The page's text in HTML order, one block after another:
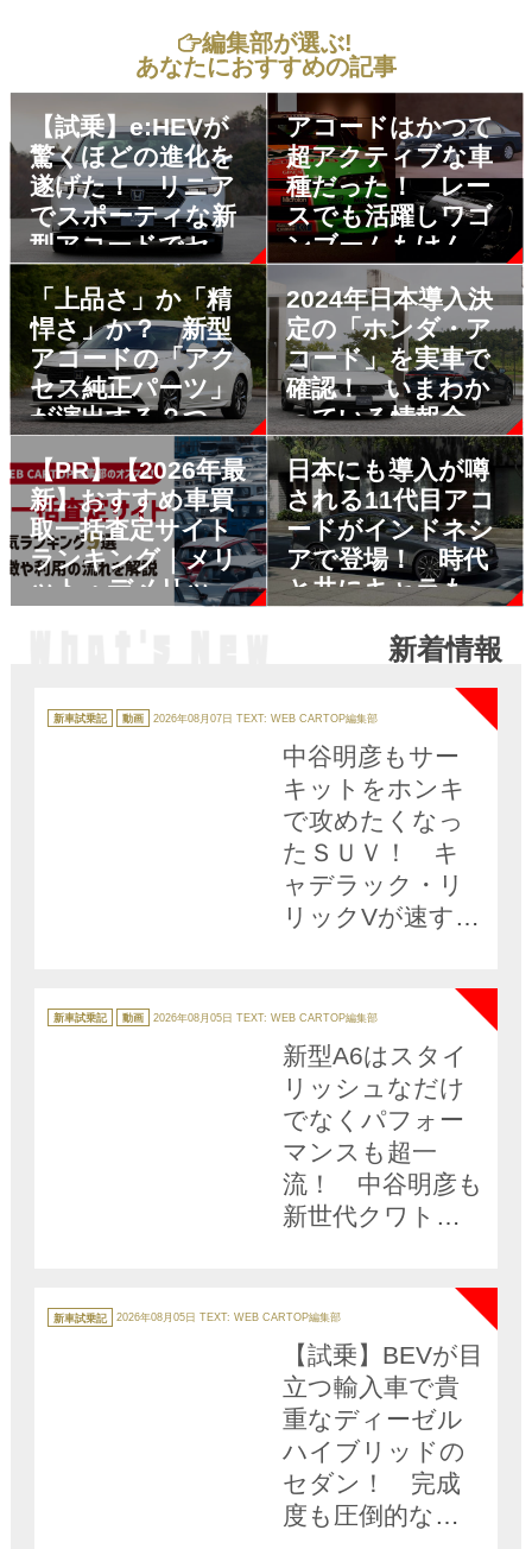
編集部が選ぶ!
あなたにおすすめの記事
【試乗】e:HEVが
驚くほどの進化を
遂げた！ リニア
でスポーティな新
型アコードでセダ
ンの復権なるか？
アコードはかつて
超アクティブな車
種だった！ レー
スでも活躍しワゴ
ンブームもけん引
した熱き時代の５
代目を振り返る
「上品さ」か「精
悍さ」か？ 新型
アコードの「アク
セス純正パーツ」
が演出する２つの
2024年日本導入決
定の「ホンダ・ア
コード」を実車で
確認！ いまわか
っている情報全部
みせ
【PR】【2026年最
新】おすすめ車買
取一括査定サイト
ランキング｜メリ
ット・デメリット
日本にも導入が噂
される11代目アコ
ードがインドネシ
アで登場！ 時代
と共にキャラも姿
アコードを振り返
新着情報
テ
ゴ
新車試乗記 動画 2026年08月07日 TEXT: WEB CARTOP編集部
NEW
中谷明彦もサー
キットをホンキ
で攻めたくなっ
たＳＵＶ！ キ
ャデラック・リ
リックVが速すぎ
テ
ゴ
新車試乗記 動画 2026年08月05日 TEXT: WEB CARTOP編集部
新型A6はスタイ
リッシュなだけ
でなくパフォー
マンスも超一
流！ 中谷明彦も
新世代クワトロ
カ
テ
ゴ
新車試乗記 2026年08月05日 TEXT: WEB CARTOP編集部
【試乗】BEVが目
立つ輸入車で貴
重なディーゼル
ハイブリッドの
セダン！ 完成
度も圧倒的な